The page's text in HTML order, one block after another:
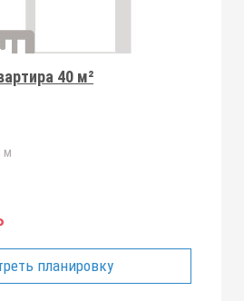
40 м²
м
планировку